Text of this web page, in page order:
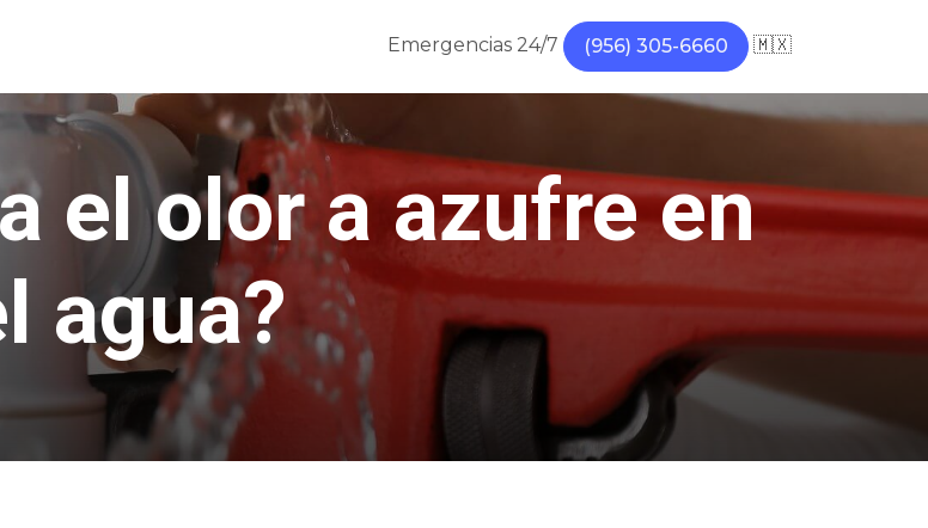
Emergencias 24/7 (956) 305-6660 🇲🇽
el olor a azufre en
agua?